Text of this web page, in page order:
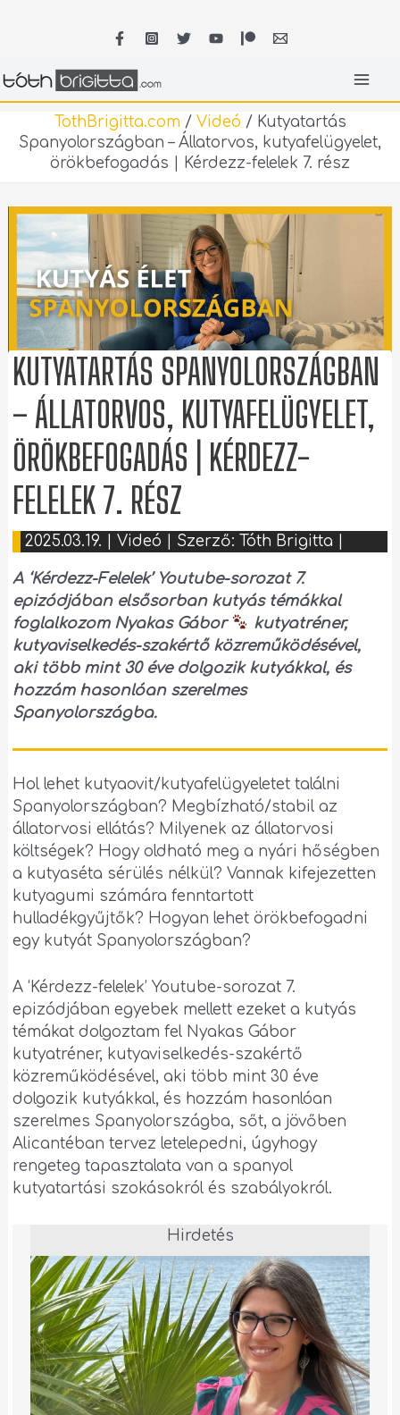
TothBrigitta.com / Videó / Kutyatartás
Spanyolországban – Állatorvos, kutyafelügyelet,
örökbefogadás | Kérdezz-felelek 7. rész
KUTYATARTÁS SPANYOLORSZÁGBAN
– ÁLLATORVOS, KUTYAFELÜGYELET,
ÖRÖKBEFOGADÁS | KÉRDEZZ-
FELELEK 7. RÉSZ
2025.03.19. |Videó | Szerző: Tóth Brigitta
A ‘Kérdezz-Felelek’ Youtube-sorozat 7.
epizódjában elsősorban kutyás témákkal
foglalkozom Nyakas Gábor
kutyatréner,
kutyaviselkedés-szakértő közreműködésével,
aki több mint 30 éve dolgozik kutyákkal, és
hozzám hasonlóan szerelmes
Spanyolországba.
Hol lehet kutyaovit/kutyafelügyeletet találni
Spanyolországban? Megbízható/stabil az
állatorvosi ellátás? Milyenek az állatorvosi
költségek? Hogy oldható meg a nyári hőségben
a kutyaséta sérülés nélkül? Vannak kifejezetten
kutyagumi számára fenntartott
hulladékgyűjtők? Hogyan lehet örökbefogadni
egy kutyát Spanyolországban?
A ‘Kérdezz-felelek’ Youtube-sorozat 7.
epizódjában egyebek mellett ezeket a kutyás
témákat dolgoztam fel Nyakas Gábor
kutyatréner, kutyaviselkedés-szakértő
közreműködésével, aki több mint 30 éve
dolgozik kutyákkal, és hozzám hasonlóan
szerelmes Spanyolországba, sőt, a jövőben
Alicantéban tervez letelepedni, úgyhogy
rengeteg tapasztalata van a spanyol
kutyatartási szokásokról és szabályokról.
Hirdetés